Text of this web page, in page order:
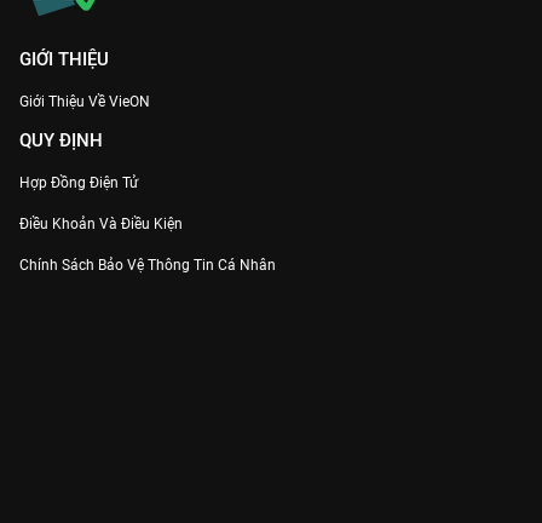
GIỚI THIỆU
Giới Thiệu Về VieON
QUY ĐỊNH
Hợp Đồng Điện Tử
Điều Khoản Và Điều Kiện
Chính Sách Bảo Vệ Thông Tin Cá Nhân